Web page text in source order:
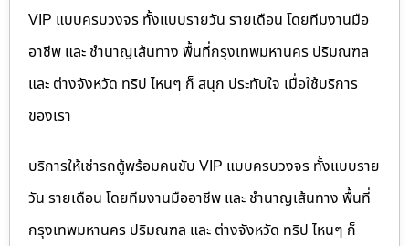
VIP แบบครบวงจร ทั้งแบบรายวัน รายเดือน โดยทีมงานมือ
อาชีพ และ ชำนาญเส้นทาง พื้นที่กรุงเทพมหานคร ปริมณฑล
และ ต่างจังหวัด ทริป ไหนๆ ก็ สนุก ประทับใจ เมื่อใช้บริการ
ของเรา
บริการให้เช่ารถตู้พร้อมคนขับ VIP แบบครบวงจร ทั้งแบบราย
วัน รายเดือน โดยทีมงานมืออาชีพ และ ชำนาญเส้นทาง พื้นที่
กรุงเทพมหานคร ปริมณฑล และ ต่างจังหวัด ทริป ไหนๆ ก็